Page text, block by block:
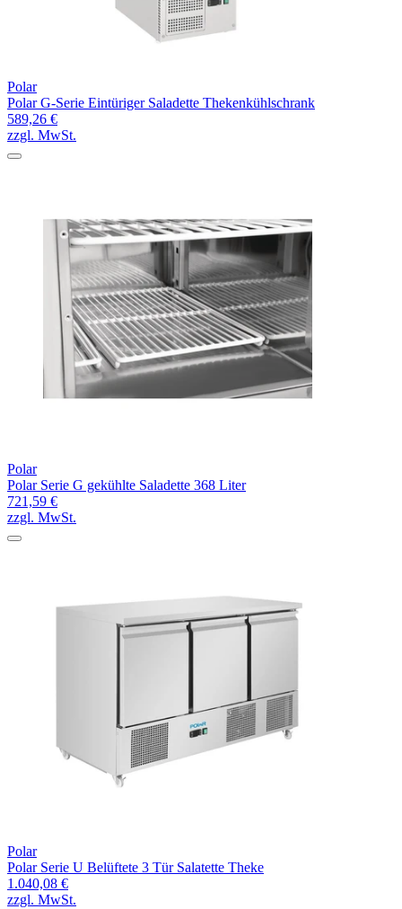
Polar
Polar G-Serie Eintüriger Saladette Thekenkühlschrank
589,26 €
zzgl. MwSt.
Polar
Polar Serie G gekühlte Saladette 368 Liter
721,59 €
zzgl. MwSt.
Polar
Polar Serie U Belüftete 3 Tür Salatette Theke
1.040,08 €
zzgl. MwSt.